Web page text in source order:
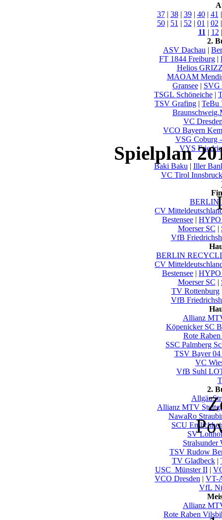
37| 38| 39| 40| 41
50| 51 | 52 | 01 | 02
11 | 12
2.
ASV Dachau |
FT 1844 Freiburg |
Helios
MAOAM
Gransee| SVG
TSGL Schöneiche|
TSV Grafing | TeBu
VC
VCO Bayern
VSG Coburg
VYS
Baki Baku | Iller
VC Tirol Innsbruck
BERLIN
CV
Bestensee | HYPO
Moerser SC |
VfB
BERLIN
CV
Bestensee | HYPO
Moerser SC |
TV Rottenburg
VfB
Allianz
Köpenicker SC
Rote
SSC Palmberg
TSV Bayer 04
VC
VfB Suhl
2.
Allianz MTV
NawaRo
SCU
SV
Stralsunder
TSV Rudow
TV Gladbeck|
USC_Münster II|
VCO Dresden | VT-
VfL
Allianz
Rote Raben
Spielplan